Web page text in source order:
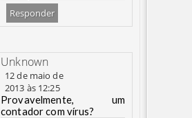
Responder
Unknown
12 de maio de
2013 às 12:25
Provavelmente, um
contador com vírus?